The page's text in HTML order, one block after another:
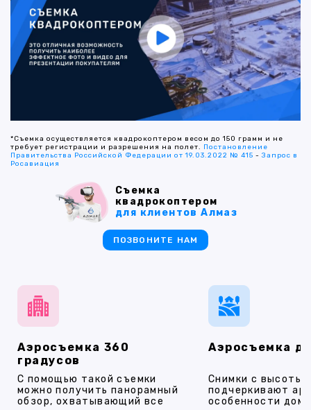
Аэросъемка 360
градусов
С помощью такой съемки
можно получить панорамный
обзор, охватывающий все
Аэросъемка
Снимки с высоты
подчеркивают
особенности
*Съемка осуществляется квадрокоптером весом до 150 грамм и не
требует регистрации и разрешения на полет. Постановление
Правительства Российской Федерации от 19.03.2022 № 415 -Запрос в
Росавиация
Съемка
квадрокоптером
для клиентов Алмаз
ПОЗВОНИТЕ НАМ